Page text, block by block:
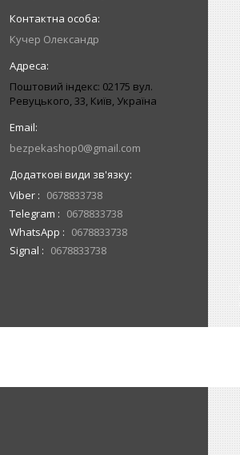
Кучер Олександр
Поштовий індекс: 02175 вул.
Ревуцького, 33, Київ, Україна
bezpekashop0@gmail.com
Viber
0678833738
Telegram
0678833738
WhatsApp
0678833738
Signal
0678833738